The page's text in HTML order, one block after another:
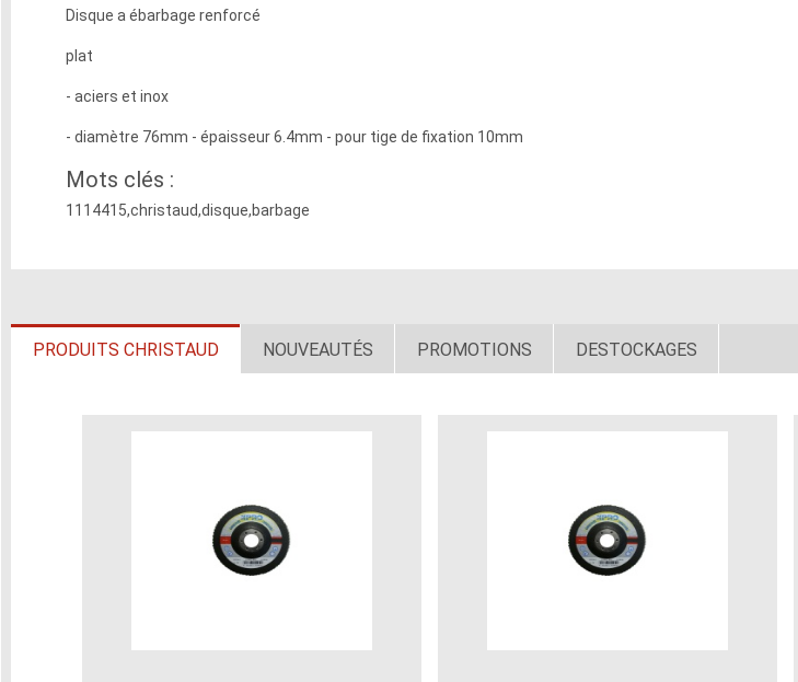
Disque a ébarbage renforcé
plat
- aciers et inox
- diamètre 76mm - épaisseur 6.4mm - pour tige de fixation 10mm
Mots clés :
1114415,christaud,disque,barbage
PRODUITS CHRISTAUD NOUVEAUTÉS PROMOTIONS DESTOCKAGES